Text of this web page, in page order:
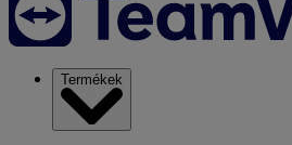
Termékek